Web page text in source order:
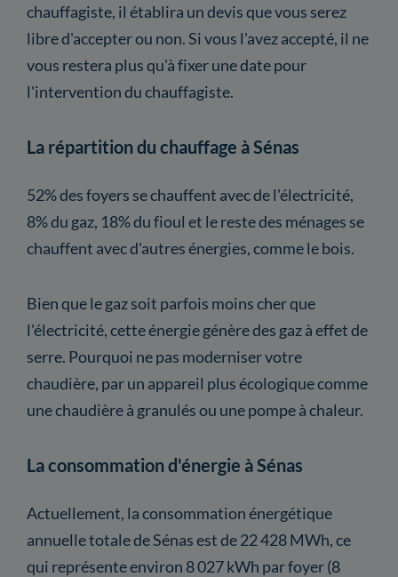
chauffagiste, il établira un devis que vous serez
libre d'accepter ou non. Si vous l'avez accepté, il ne
vous restera plus qu'à fixer une date pour
l'intervention du chauffagiste.
La répartition du chauffage à Sénas
52% des foyers se chauffent avec de l'électricité,
8% du gaz, 18% du fioul et le reste des ménages se
chauffent avec d'autres énergies, comme le bois.
Bien que le gaz soit parfois moins cher que
l'électricité, cette énergie génère des gaz à effet de
serre. Pourquoi ne pas moderniser votre
chaudière, par un appareil plus écologique comme
une chaudière à granulés ou une pompe à chaleur.
La consommation d'énergie à Sénas
Actuellement, la consommation énergétique
annuelle totale de Sénas est de 22 428 MWh, ce
qui représente environ 8 027 kWh par foyer (8